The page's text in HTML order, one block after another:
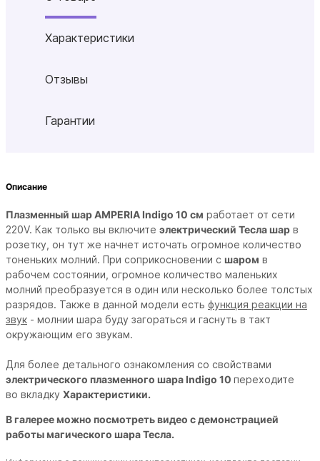
Характеристики
Отзывы
Гарантии
Описание
Плазменный шар AMPERIA Indigo 10 см работает от сети
220V. Как только вы включите электрический Тесла шар в
розетку, он тут же начнет источать огромное количество
тоненьких молний. При соприкосновении с шаром в
рабочем состоянии, огромное количество маленьких
молний преобразуется в один или несколько более толстых
разрядов. Также в данной модели есть функция реакции на
звук - молнии шара буду загораться и гаснуть в такт
окружающим его звукам.
Для более детального ознакомления со свойствами
электрического плазменного шара Indigo 10 переходите
во вкладку Характеристики.
В галерее можно посмотреть видео с демонстрацией
работы магического шара Тесла.